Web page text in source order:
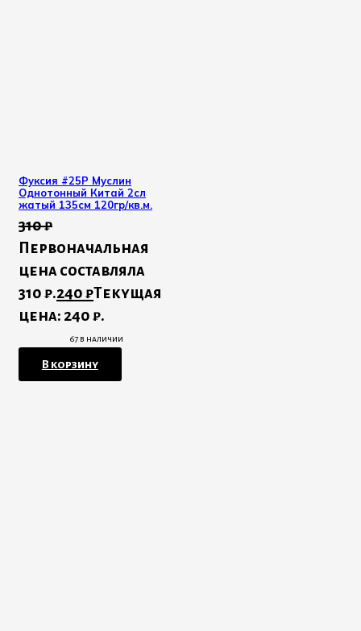
Фуксия #25Р Муслин
Однотонный Китай 2сл
жатый 135см 120гр/кв.м.
310₽
Первоначальная
цена составляла
310 ₽.240₽Текущая
цена: 240 ₽.
67 в наличии
В корзину